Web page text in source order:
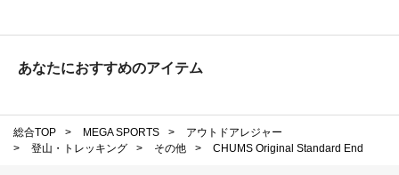
あなたにおすすめのアイテム
総合TOP > MEGA SPORTS >
アウトドアレジャー
>
登山・トレッキング > その他 > CHUMS Original Standard End